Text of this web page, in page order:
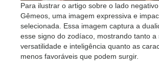
Para ilustrar o artigo sobre o lado
Gêmeos, uma imagem expressiva e
selecionada. Essa imagem captura a
esse signo do zodíaco, mostrando tanto a
versatilidade e inteligência quanto as
menos favoráveis que podem surgir.